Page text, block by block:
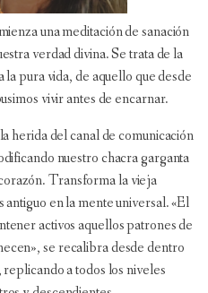
una meditación de sanación
verdad divina. Se trata de la
pura vida, de aquello que desde
vivir antes de encarnar.
herida del canal de comunicación
nuestro chacra garganta
Transforma la vieja
en la mente universal. «El
activos aquellos patrones de
se recalibra desde dentro
a todos los niveles